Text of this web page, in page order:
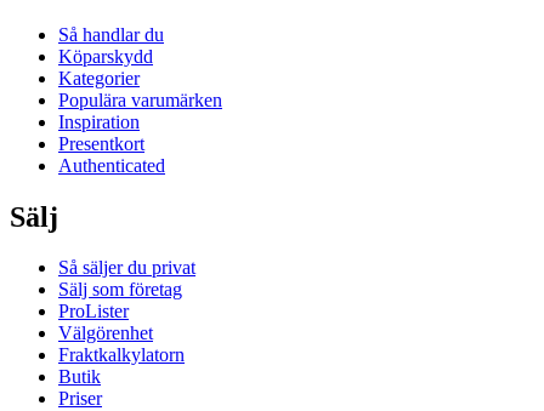
Så handlar du
Köparskydd
Kategorier
Populära varumärken
Inspiration
Presentkort
Authenticated
Sälj
Så säljer du privat
Sälj som företag
ProLister
Välgörenhet
Fraktkalkylatorn
Butik
Priser